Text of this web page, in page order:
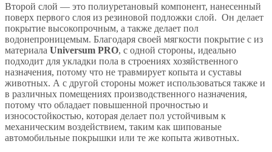
Второй слой — это полиуретановый компонент, нанесенный
поверх первого слоя из резиновой подложки слой. Он делает
покрытие высокопрочным, а также делает пол
водонепроницемым. Благодаря своей мягкости покрытие с из
материала Universum PRO, с одной стороны, идеально
подходит для укладки пола в строениях хозяйственного
назначения, потому что не травмирует копыта и суставы
животных. А с другой стороны может использоваться также и
в различных помещениях производственного назначения,
потому что обладает повышенной прочностью и
износостойкостью, которая делает пол устойчивым к
механическим воздействием, таким как шипованые
автомобильные покрышки или те же копыта животных.